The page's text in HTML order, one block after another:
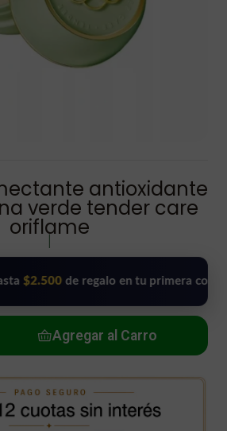
antioxidante
verde tender care
oriflame
de regalo en tu primera compra! •
Agregar al Carro